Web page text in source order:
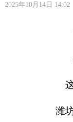
2025年10月14日
潍